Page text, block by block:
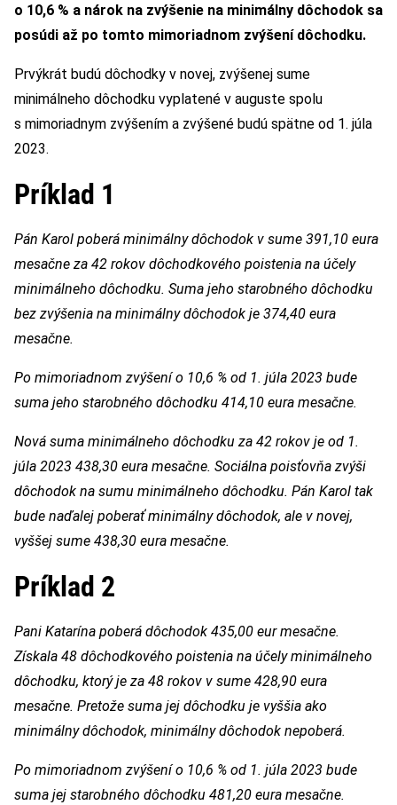
o 10,6 % a nárok na zvýšenie na minimálny dôchodok sa
posúdi až po tomto mimoriadnom zvýšení dôchodku.
Prvýkrát budú dôchodky v novej, zvýšenej sume
minimálneho dôchodku vyplatené v auguste spolu
s mimoriadnym zvýšením a zvýšené budú spätne od 1. júla
2023.
Príklad 1
Pán Karol poberá minimálny dôchodok v sume 391,10 eura
mesačne za 42 rokov dôchodkového poistenia na účely
minimálneho dôchodku. Suma jeho starobného dôchodku
bez zvýšenia na minimálny dôchodok je 374,40 eura
mesačne.
Po mimoriadnom zvýšení o 10,6 % od 1. júla 2023 bude
suma jeho starobného dôchodku 414,10 eura mesačne.
Nová suma minimálneho dôchodku za 42 rokov je od 1.
júla 2023 438,30 eura mesačne. Sociálna poisťovňa zvýši
dôchodok na sumu minimálneho dôchodku. Pán Karol tak
bude naďalej poberať minimálny dôchodok, ale v novej,
vyššej sume 438,30 eura mesačne.
Príklad 2
Pani Katarína poberá dôchodok 435,00 eur mesačne.
Získala 48 dôchodkového poistenia na účely minimálneho
dôchodku, ktorý je za 48 rokov v sume 428,90 eura
mesačne. Pretože suma jej dôchodku je vyššia ako
minimálny dôchodok, minimálny dôchodok nepoberá.
Po mimoriadnom zvýšení o 10,6 % od 1. júla 2023 bude
suma jej starobného dôchodku 481,20 eura mesačne.